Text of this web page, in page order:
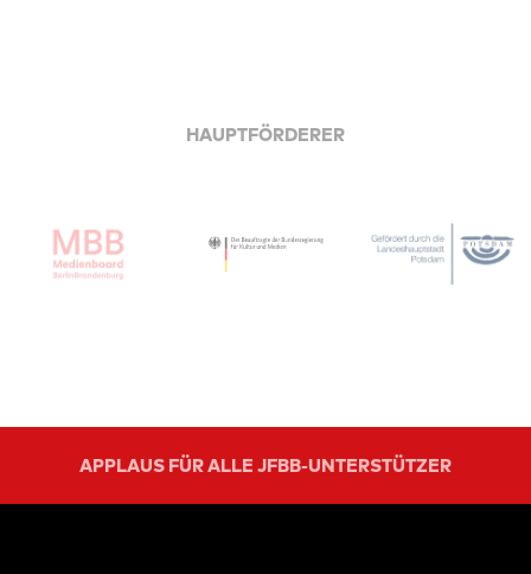
HAUPTFÖRDERER
APPLAUS FÜR ALLE JFBB-UNTERSTÜTZER